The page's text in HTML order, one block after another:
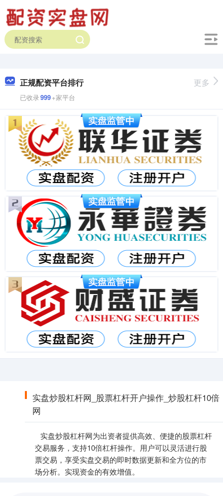
正规配资平台排行
已收录999+家平台
更多
实盘炒股杠杆网_股票杠杆开户操作_炒股杠杆10倍
网
实盘炒股杠杆网为出资者提供高效、便捷的股票杠杆
交易服务，支持10倍杠杆操作。用户可以灵活进行股
票交易，享受实盘交易的即时数据更新和全方位的市
场分析。实现资金的有效增值。